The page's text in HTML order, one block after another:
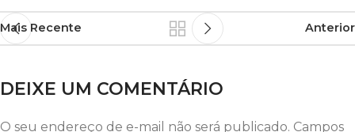
Mais Recente Anterior
DEIXE UM COMENTÁRIO
O seu endereço de e-mail não será publicado. Campos